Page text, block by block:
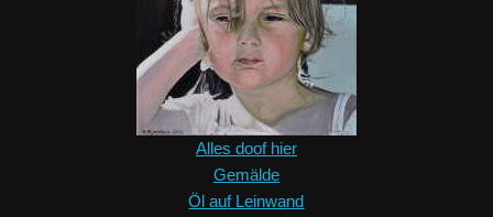
Alles doof hier
Gemälde
Öl auf Leinwand